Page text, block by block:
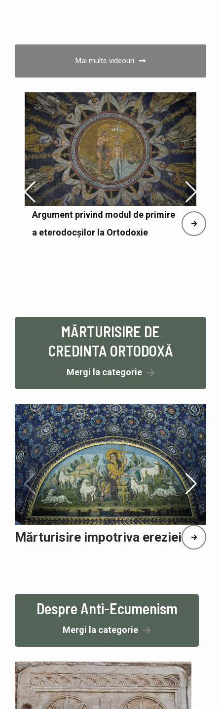
Mai multe videouri
Declarația de la Toronto – 1950 –
Adoptată oficial în Sinodul de la
Creta 2016
MĂRTURISIRE DE
CREDINTA ORTODOXĂ
Mergi la categorie
Mărturisire impotriva ereziei
Despre Anti-Ecumenism
Mergi la categorie